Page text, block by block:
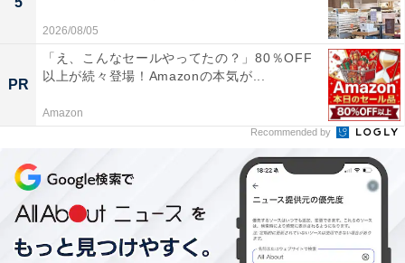
2026/08/05
PR
「え、こんなセールやってたの？」80％OFF
以上が続々登場！Amazonの本気が...
Amazon
Recommended by